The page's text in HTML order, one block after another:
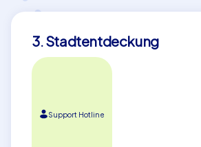
3. Stadtentdeckung
Support Hotline